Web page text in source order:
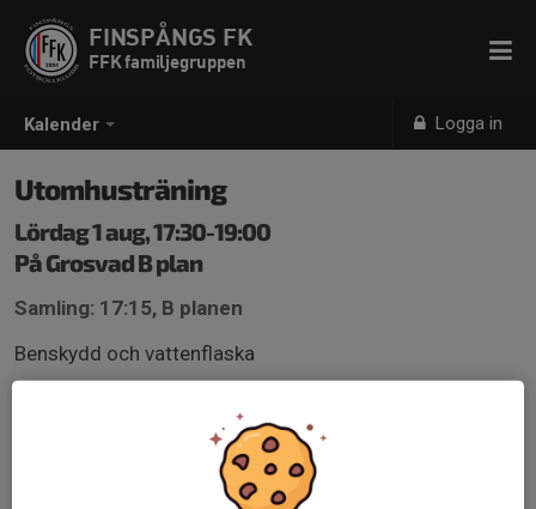
Kalender Logga in
FINSPÅNGS FK
FFK familjegruppen
Utomhusträning
Lördag 1 aug, 17:30-19:00
På Grosvad B plan
Samling: 17:15, B planen
Benskydd och vattenflaska